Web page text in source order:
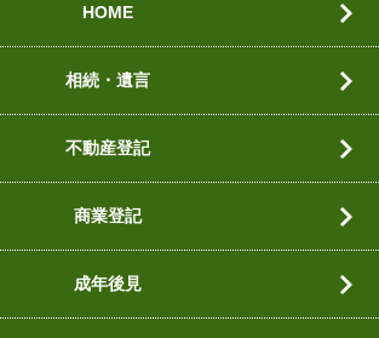
HOME
相続・遺言
不動産登記
商業登記
成年後見